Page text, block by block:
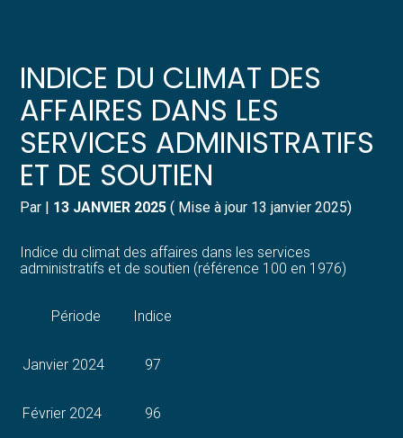
Gérer votre quotidien
Piloter votre entreprise
Développer votre entreprise
Structurer votre croissance
Être prêt pour la facturation
Suivre votre comptabilité
Gérer vos ressources humaines
Dématérialiser vos documents
INDICE DU CLIMAT DES
AFFAIRES DANS LES
SERVICES ADMINISTRATIFS
ET DE SOUTIEN
Par | 13 JANVIER 2025 ( Mise à jour 13 janvier 2025)
Indice du climat des affaires dans les services
administratifs et de soutien (référence 100 en 1976)
Période Indice
Janvier 2024 97
Février 2024 96